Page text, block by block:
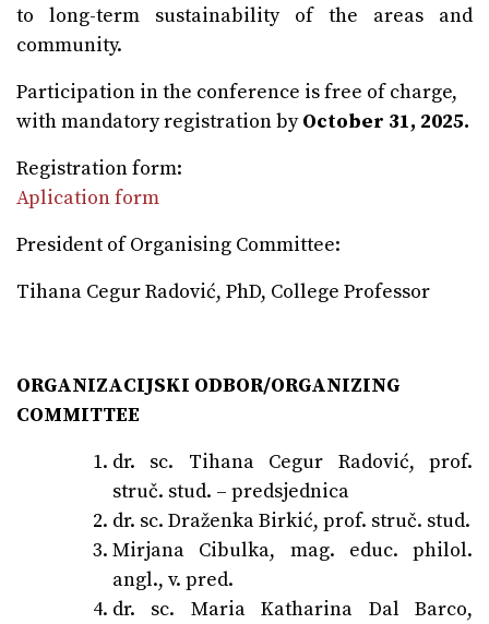
to long-term sustainability of the areas and
community.
Participation in the conference is free of charge,
with mandatory registration byOctober 31, 2025.
Registration form:
Aplication form
President of Organising Committee:
Tihana Cegur Radović, PhD, College Professor
ORGANIZACIJSKI ODBOR/ORGANIZING
COMMITTEE
dr. sc. Tihana Cegur Radović, prof.
struč. stud. – predsjednica
dr. sc. Draženka Birkić, prof. struč. stud.
Mirjana Cibulka, mag. educ. philol.
angl., v. pred.
dr. sc. Maria Katharina Dal Barco,